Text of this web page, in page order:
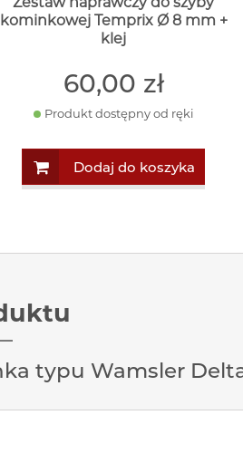
kominkowej Temprix Ø 8 mm +
klej
60,00 zł
Produkt dostępny od ręki
Dodaj do koszyka
typu Wamsler